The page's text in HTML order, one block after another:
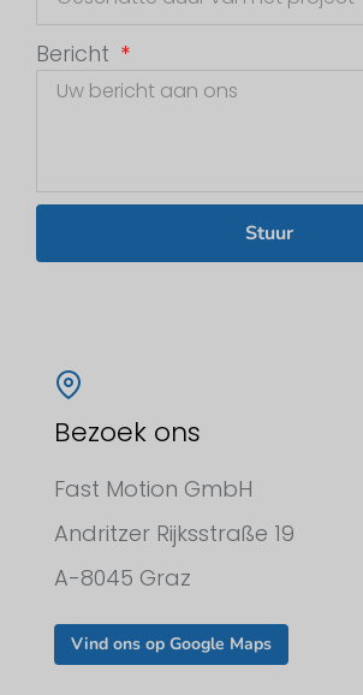
Bericht
Stuur
Bezoek ons
Fast Motion GmbH
Andritzer Rijksstraße 19
A-8045 Graz
Vind ons op Google Maps